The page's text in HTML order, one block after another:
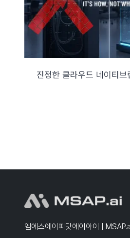
진정한 클라우드 네이티브
엠에스에이피닷에이아이 |